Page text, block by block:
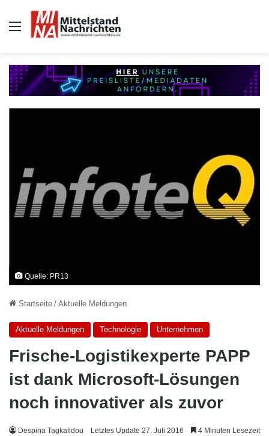
Auswahl
Quelle: PR13
Startseite / Aktuelle Meldungen
Aktuelle Meldungen Technologie Unternehmen
Frische-Logistikexperte PAPP
ist dank Microsoft-Lösungen
noch innovativer als zuvor
Despina Tagkalidou Letztes Update 27. Juli 2016 4 Minuten Lesezeit